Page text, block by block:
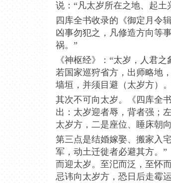
说：“凡太岁所在之地、起土
四库全书收录的《御定月令
凶事勿犯之，凡修造方向等
祸。”
《神枢经》：“太岁，人君
若国家巡狩省方，出师略地
墙垣，并须目避（太岁方）
其次不可向太岁。《四库全
出：太岁迎者辱，背者强；
太岁方，二是座位、睡床朝
第三点是结婚嫁娶、搬家入
军，动土迁徙者必避其方。”
而迎太岁。至汜而泛，至怀
忌讳向太岁方，恐日后走霉